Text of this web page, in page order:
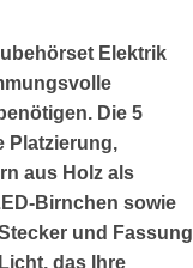
Elektrik
Die 5
Platzierung,
aus Holz als
Birnchen sowie
und Fassung
das Ihre